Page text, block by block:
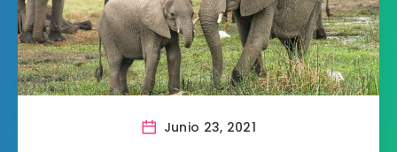
Junio 23, 2021